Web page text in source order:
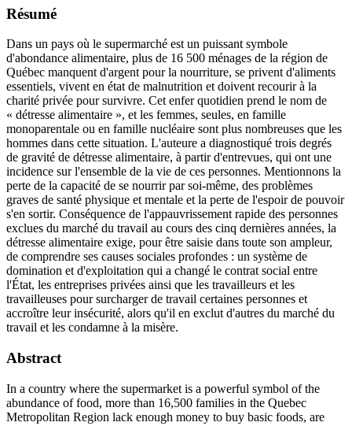
Résumé
Dans un pays où le supermarché est un puissant symbole
d'abondance alimentaire, plus de 16 500 ménages de la région de
Québec manquent d'argent pour la nourriture, se privent d'aliments
essentiels, vivent en état de malnutrition et doivent recourir à la
charité privée pour survivre. Cet enfer quotidien prend le nom de
« détresse alimentaire », et les femmes, seules, en famille
monoparentale ou en famille nucléaire sont plus nombreuses que les
hommes dans cette situation. L'auteure a diagnostiqué trois degrés
de gravité de détresse alimentaire, à partir d'entrevues, qui ont une
incidence sur l'ensemble de la vie de ces personnes. Mentionnons la
perte de la capacité de se nourrir par soi-même, des problèmes
graves de santé physique et mentale et la perte de l'espoir de pouvoir
s'en sortir. Conséquence de l'appauvrissement rapide des personnes
exclues du marché du travail au cours des cinq dernières années, la
détresse alimentaire exige, pour être saisie dans toute son ampleur,
de comprendre ses causes sociales profondes : un système de
domination et d'exploitation qui a changé le contrat social entre
l'État, les entreprises privées ainsi que les travailleurs et les
travailleuses pour surcharger de travail certaines personnes et
accroître leur insécurité, alors qu'il en exclut d'autres du marché du
travail et les condamne à la misère.
Abstract
In a country where the supermarket is a powerful symbol of the
abundance of food, more than 16,500 families in the Quebec
Metropolitan Region lack enough money to buy basic foods, are